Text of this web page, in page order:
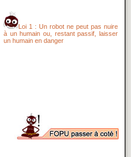
Loi 1 : Un robot ne peut pas nuire
à un humain ou, restant passif, laisser
un humain en danger